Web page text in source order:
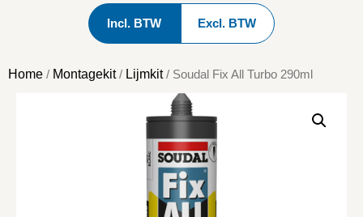
Incl. BTW Excl. BTW
Home / Montagekit/ Lijmkit/ Soudal Fix All Turbo 290ml